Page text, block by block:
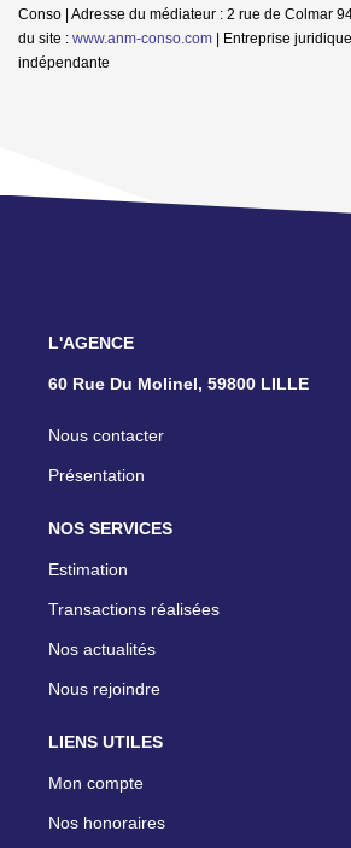
Conso | Adresse du médiateur : 2 rue de Colmar
du site : www.anm-conso.com | Entreprise
indépendante
L'AGENCE
60 Rue Du Molinel, 59800 LILLE
Nous contacter
Présentation
NOS SERVICES
Estimation
Transactions réalisées
Nos actualités
Nous rejoindre
LIENS UTILES
Mon compte
Nos honoraires